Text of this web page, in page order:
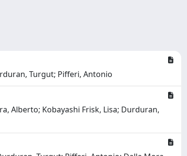
Turgut; Pifferi, Antonio
Alberto; Kobayashi Frisk, Lisa; Durduran,